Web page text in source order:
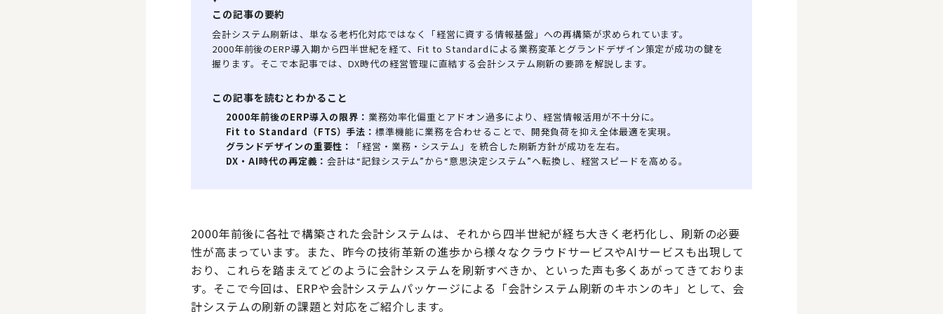
この記事の要約
会計システム刷新は、単なる老朽化対応ではなく「経営に資する情報基盤」への再構築が求められています。
2000年前後のERP導入期から四半世紀を経て、Fit to Standardによる業務変革とグランドデザイン策定が成功の鍵を
握ります。そこで本記事では、DX時代の経営管理に直結する会計システム刷新の要諦を解説します。
この記事を読むとわかること
2000年前後のERP導入の限界： 業務効率化偏重とアドオン過多により、経営情報活用が不十分に。
Fit to Standard（FTS）手法：標準機能に業務を合わせることで、開発負荷を抑え全体最適を実現。
グランドデザインの重要性：
「経営・業務・システム」を統合した刷新方針が成功を左右。
DX・AI時代の再定義：会計は“記録システム”から“意思決定システム”へ転換し、経営スピードを高める。
2000年前後に各社で構築された会計システムは、それから四半世紀が経ち大きく老朽化し、刷新の必要
性が高まっています。また、昨今の技術革新の進歩から様々なクラウドサービスやAIサービスも出現して
おり、これらを踏まえてどのように会計システムを刷新すべきか、といった声も多くあがってきておりま
す。そこで今回は、ERPや会計システムパッケージによる「会計システム刷新のキホンのキ」として、会
計システムの刷新の課題と対応をご紹介します。